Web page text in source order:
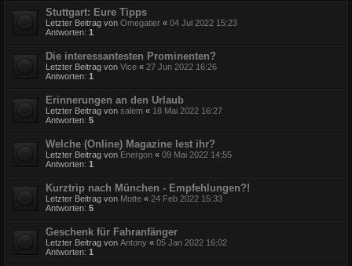
Stuttgart: Eure Tipps
Letzter Beitrag von Omegatier « 04 Jul 2022 15:23
Antworten: 1
Die interessantesten Prominenten?
Letzter Beitrag von Vice « 27 Jun 2022 16:26
Antworten: 1
Erinnerungen an den Urlaub
Letzter Beitrag von salem « 18 Mai 2022 16:27
Antworten: 5
Welche (Online) Magazine lest ihr?
Letzter Beitrag von Energon « 09 Mai 2022 14:55
Antworten: 1
Kurztrip nach München - Empfehlungen?!
Letzter Beitrag von Motte « 24 Feb 2022 15:33
Antworten: 5
Geschenk für Fahranfänger
Letzter Beitrag von Antony « 05 Jan 2022 16:02
Antworten: 1